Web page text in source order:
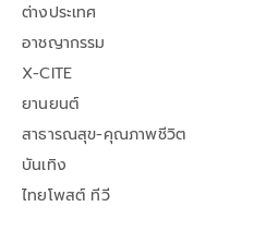
ต่างประเทศ
อาชญากรรม
X-CITE
ยานยนต์
สาธารณสุข-คุณภาพชีวิต
บันเทิง
ไทยโพสต์ ทีวี